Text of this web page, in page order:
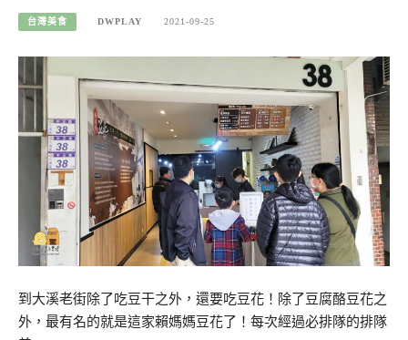
台灣美食 DWPLAY 2021-09-25
到大溪老街除了吃豆干之外，還要吃豆花！除了豆腐酪豆花之
外，最有名的就是這家賴媽媽豆花了！每次經過必排隊的排隊